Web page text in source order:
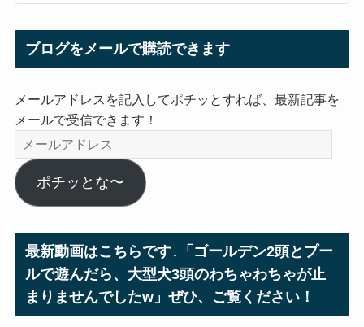
ブログをメールで購読できます
メールアドレスを記入してポチッとすれば、最新記事を
メールで受信できます！
メ
ー
ル
ア
ス
ポチッとな〜
最新動画はこちらです↓「ゴールデン2頭とプー
ルで遊んだら、大型犬3頭のわちゃわちゃが止
まりませんでしたw」ぜひ、ご覧ください！